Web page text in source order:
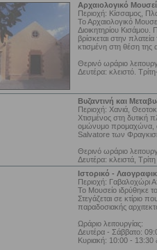
Αρχαιολογικό
Περιοχή: Κίσσαμος,
Το Αρχαιολογικό
Διοικητηρίου Κισάμου.
βρίσκεται στην
κτισμένη στη θέση της
Θερινό ωράριο
Δευτέρα: κλειστό.
Βυζαντινή και
Περιοχή: Χανιά,
Χτισμένος στη δυτική
ομώνυμο προμαχώνα, ο
Salvatore των
Θερινό ωράριο
Δευτέρα: κλειστά,
Ιστορικό -
Περιοχή: Γαβαλοχώρι
Το Μουσείο ιδρύθηκε
Στεγάζεται σε κτίριο
παραδοσιακής
Ωράριο λειτουργίας:
Δευτέρα - Σάββατο:
Κυριακή: 10:00 - 13:30